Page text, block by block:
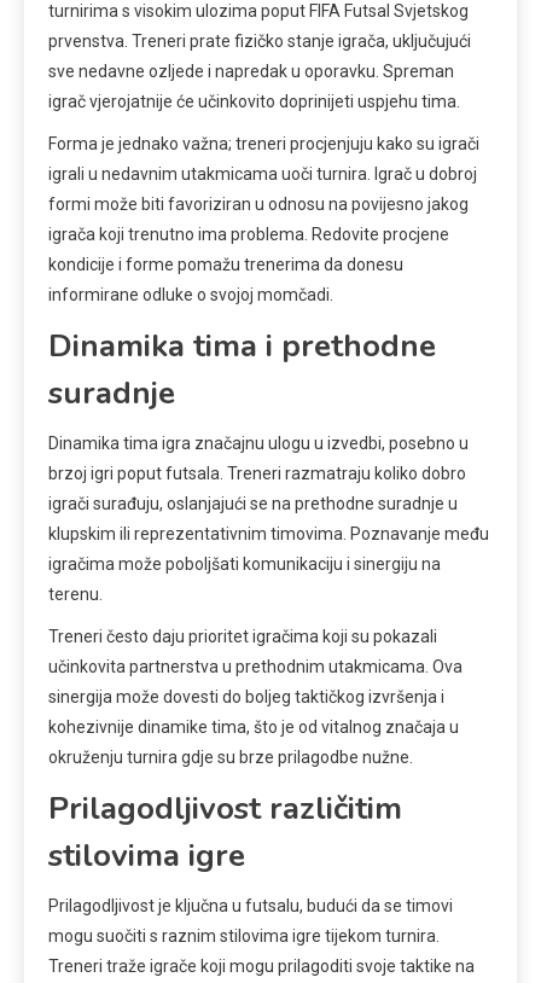
turnirima s visokim ulozima poput FIFA Futsal Svjetskog
prvenstva. Treneri prate fizičko stanje igrača, uključujući
sve nedavne ozljede i napredak u oporavku. Spreman
igrač vjerojatnije će učinkovito doprinijeti uspjehu tima.
Forma je jednako važna; treneri procjenjuju kako su igrači
igrali u nedavnim utakmicama uoči turnira. Igrač u dobroj
formi može biti favoriziran u odnosu na povijesno jakog
igrača koji trenutno ima problema. Redovite procjene
kondicije i forme pomažu trenerima da donesu
informirane odluke o svojoj momčadi.
Dinamika tima i prethodne
suradnje
Dinamika tima igra značajnu ulogu u izvedbi, posebno u
brzoj igri poput futsala. Treneri razmatraju koliko dobro
igrači surađuju, oslanjajući se na prethodne suradnje u
klupskim ili reprezentativnim timovima. Poznavanje među
igračima može poboljšati komunikaciju i sinergiju na
terenu.
Treneri često daju prioritet igračima koji su pokazali
učinkovita partnerstva u prethodnim utakmicama. Ova
sinergija može dovesti do boljeg taktičkog izvršenja i
kohezivnije dinamike tima, što je od vitalnog značaja u
okruženju turnira gdje su brze prilagodbe nužne.
Prilagodljivost različitim
stilovima igre
Prilagodljivost je ključna u futsalu, budući da se timovi
mogu suočiti s raznim stilovima igre tijekom turnira.
Treneri traže igrače koji mogu prilagoditi svoje taktike na